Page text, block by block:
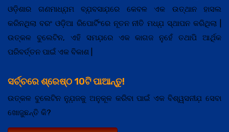
ଓଡ଼ିଶାର ଗଣମାଧ୍ଯ଼ମ ବ୍ଯ଼ବସାଯ଼ରେ କେବଳ ଏକ ଉତ୍ଥାନ ହାସଲ
କରିନଥିଲା ବରଂ ଓଡ଼ିଆ ରିପୋର୍ଟିଂରେ ନୂତନ ନୀତି ମଧ୍ଯ଼ ସ୍ଥାପନ କରିଥିଲା |
ଉତ୍କଳ ବୁଲେଟିନ, ଏହି ସମଯ଼ରେ ଏକ କାଗଜ ନୁହେଁ ତଥାପି ଆର୍ଥିକ
ପରିବର୍ତ୍ତନ ପାଇଁ ଏକ ବିକାଶ |
ସର୍ଚ୍ଚରେ ଶ୍ରେଷ୍ଠ 10ଟି ପାଆନ୍ତୁ!
ଉତ୍କଳ ବୁଲେଟିନ ନ୍ଯ଼ୁଜକୁ ଅନୁକୂଳ କରିବା ପାଇଁ ଏକ ବିଶ୍ୱସନୀଯ଼ ସେବା
ଖୋଜୁଛନ୍ତି କି?